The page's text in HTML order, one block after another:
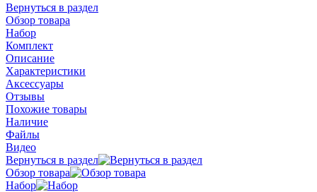
Вернуться в раздел
Обзор товара
Набор
Комплект
Описание
Характеристики
Аксессуары
Отзывы
Похожие товары
Наличие
Файлы
Видео
Вернуться в раздел
Обзор товара
Набор